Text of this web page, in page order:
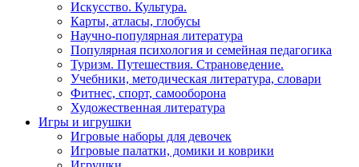
Искусство. Культура.
Карты, атласы, глобусы
Научно-популярная литература
Популярная психология и семейная педагогика
Туризм. Путешествия. Страноведение.
Учебники, методическая литература, словари
Фитнес, спорт, самооборона
Художественная литература
Игры и игрушки
Игровые наборы для девочек
Игровые палатки, домики и коврики